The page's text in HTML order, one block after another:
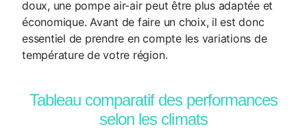
doux, une pompe air-air peut être plus adaptée et
économique. Avant de faire un choix, il est donc
essentiel de prendre en compte les variations de
température de votre région.
Tableau comparatif des performances
selon les climats